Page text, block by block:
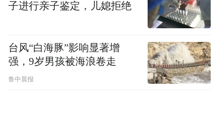
子进行亲子鉴定，儿媳拒绝
台风“白海豚”影响显著增
强，9岁男孩被海浪卷走
鲁中晨报